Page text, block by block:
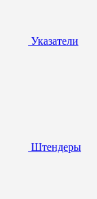
Указатели
Штендеры